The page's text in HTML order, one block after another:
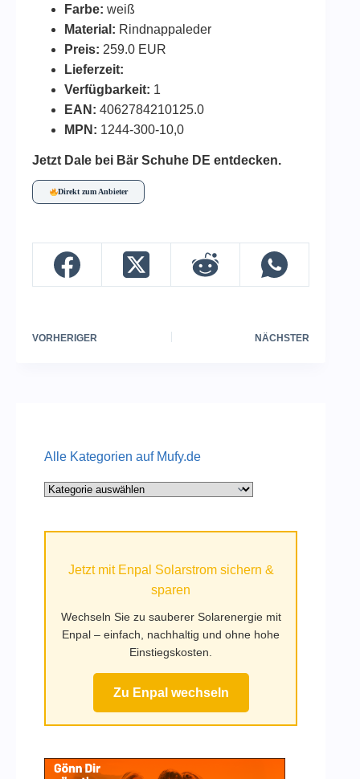
Farbe: weiß
Material: Rindnappaleder
Preis: 259.0 EUR
Lieferzeit:
Verfügbarkeit: 1
EAN: 4062784210125.0
MPN: 1244-300-10,0
Jetzt Dale bei Bär Schuhe DE entdecken.
Direkt zum Anbieter
VORHERIGER NÄCHSTER
Alle Kategorien auf Mufy.de
Alle
Jetzt mit Enpal Solarstrom sichern &
sparen
Wechseln Sie zu sauberer Solarenergie mit
Enpal – einfach, nachhaltig und ohne hohe
Einstiegskosten.
Zu Enpal wechseln